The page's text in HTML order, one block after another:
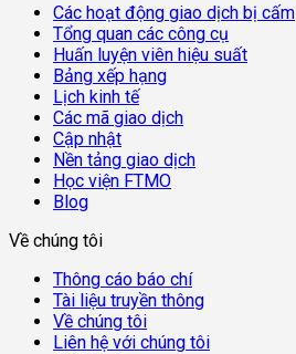
Các hoạt động giao dịch bị cấm
Tổng quan các công cụ
Huấn luyện viên hiệu suất
Bảng xếp hạng
Lịch kinh tế
Các mã giao dịch
Cập nhật
Nền tảng giao dịch
Học viện FTMO
Blog
Về chúng tôi
Thông cáo báo chí
Tài liệu truyền thông
Về chúng tôi
Liên hệ với chúng tôi